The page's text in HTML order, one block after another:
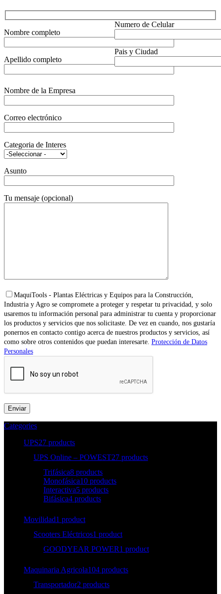
Nombre completo
Apellido completo
Numero de Celular
Pais y Ciudad
Nombre de la Empresa
Correo electrónico
Categoria de Interes
Asunto
Tu mensaje (opcional)
MaquiTools - Plantas Eléctricas y Equipos para la Construcción,
Industria y Agro se compromete a proteger y respetar tu privacidad, y solo
usaremos tu información personal para administrar tu cuenta y proporcionar
los productos y servicios que nos solicitaste. De vez en cuando, nos gustaría
ponernos en contacto contigo acerca de nuestros productos y servicios, así
como sobre otros contenidos que puedan interesarte. Protección de Datos
Personales
Categories
UPS27 products
UPS Online – POWEST27 products
Trifásica8 products
Monofásica10 products
Interactiva5 products
Bifásica4 products
Movilidad1 product
Scooters Eléctricos1 product
GOODYEAR POWER1 product
Maquinaria Agricola104 products
Transportador2 products